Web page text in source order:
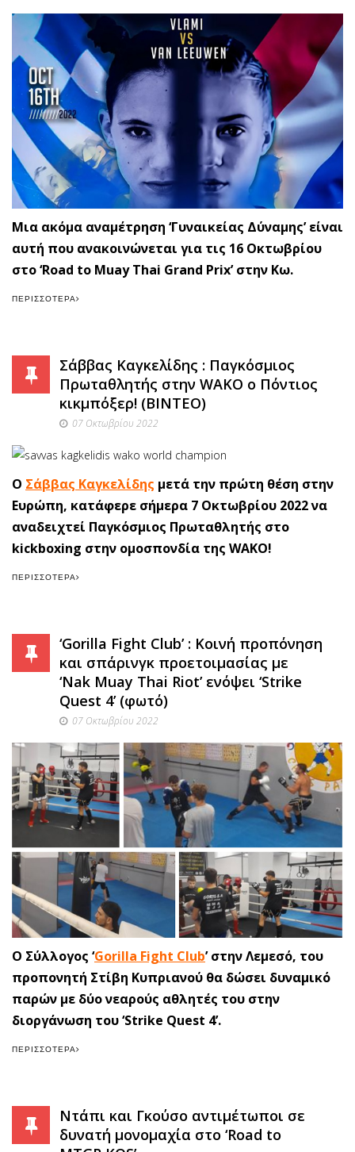
Μια ακόμα αναμέτρηση ‘Γυναικείας Δύναμης’ είναι
αυτή που ανακοινώνεται για τις 16 Οκτωβρίου
στο ‘Road to Muay Thai Grand Prix’ στην Κω.
ΠΕΡΙΣΣΌΤΕΡΑ
Σάββας Καγκελίδης : Παγκόσμιος
Πρωταθλητής στην WAKO ο Πόντιος
κικμπόξερ! (ΒΙΝΤΕΟ)
07 Οκτωβρίου 2022
Ο Σάββας Καγκελίδης μετά την πρώτη θέση στην
Ευρώπη, κατάφερε σήμερα 7 Οκτωβρίου 2022 να
αναδειχτεί Παγκόσμιος Πρωταθλητής στο
kickboxing στην ομοσπονδία της WAKO!
ΠΕΡΙΣΣΌΤΕΡΑ
‘Gorilla Fight Club’ : Κοινή προπόνηση
και σπάρινγκ προετοιμασίας με
‘Nak Muay Thai Riot’ ενόψει ‘Strike
Quest 4’ (φωτό)
07 Οκτωβρίου 2022
Ο Σύλλογος ‘Gorilla Fight Club’ στην Λεμεσό, του
προπονητή Στίβη Κυπριανού θα δώσει δυναμικό
παρών με δύο νεαρούς αθλητές του στην
διοργάνωση του ‘Strike Quest 4’.
ΠΕΡΙΣΣΌΤΕΡΑ
Ντάπι και Γκούσο αντιμέτωποι σε
δυνατή μονομαχία στο ‘Road to